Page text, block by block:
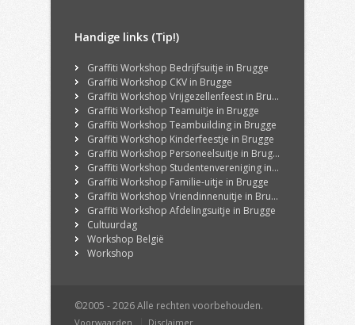
Handige links (Tip!)
Graffiti Workshop Bedrijfsuitje in Brugge
Graffiti Workshop CKV in Brugge
Graffiti Workshop Vrijgezellenfeest in Brugge
Graffiti Workshop Teamuitje in Brugge
Graffiti Workshop Teambuilding in Brugge
Graffiti Workshop Kinderfeestje in Brugge
Graffiti Workshop Personeelsuitje in Brugge
Graffiti Workshop Studentenvereniging in Brugge
Graffiti Workshop Familie-uitje in Brugge
Graffiti Workshop Vriendinnenuitje in Brugge
Graffiti Workshop Afdelingsuitje in Brugge
Cultuurdag
Workshop België
Workshop
©2005 - 2026 Alle rechten voorbehouden.
Voorwaarden Disclaimer